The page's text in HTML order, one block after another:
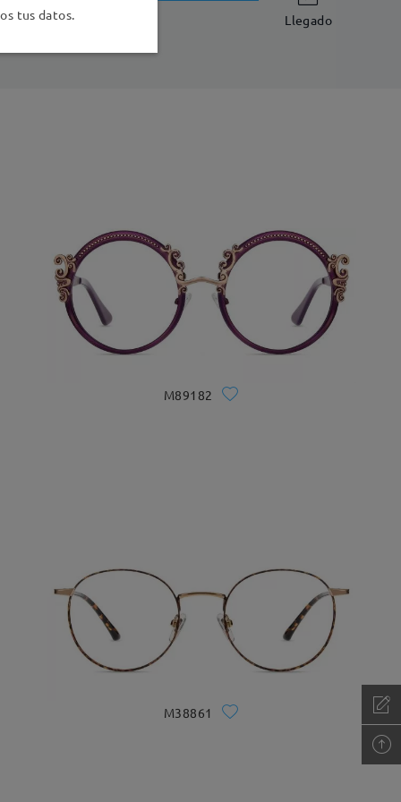
7 días laborales Llegado
M89182
M38861
tus datos.